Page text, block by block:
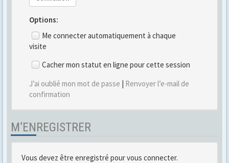
Options:
Me connecter automatiquement à chaque
visite
Cacher mon statut en ligne pour cette session
J’ai oublié mon mot de passe | Renvoyer l’e-mail de
confirmation
M’ENREGISTRER
Vous devez être enregistré pour vous connecter.